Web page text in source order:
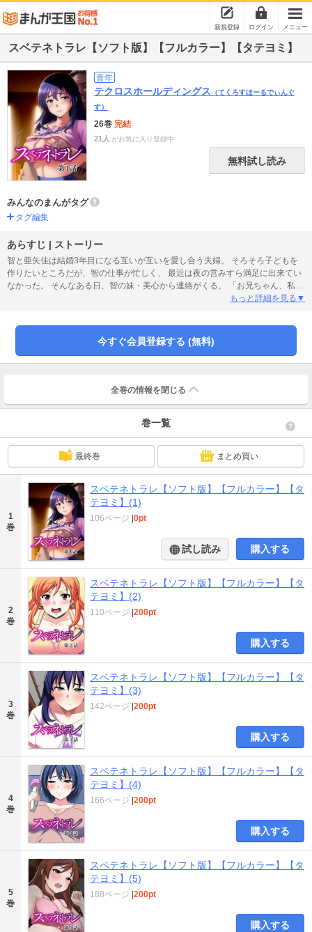
新規登録 ログイン メニュー
スベテネトラレ【ソフト版】【フルカラー】【タテヨミ】
青年
テクロスホールディングス （てくろすほーるでぃんぐ
す）
26巻 完結
21人 がお気に入り登録中
無料試し読み
みんなのまんがタグ
タグ編集
あらすじ | ストーリー
智と亜矢佳は結婚3年目になる互いが互いを愛し合う夫婦。 そろそろ子どもを
作りたいところだが、智の仕事が忙しく、 最近は夜の営みすら満足に出来てい
なかった。 そんなある日、智の妹・美心から連絡がくる。 「お兄ちゃん、私結
婚したい人がいるから会ってもらえる？」 幼い頃からブラコンだった妹からの
自宅に招いて歓迎する事に。 亜矢佳も手料理をふるまおうと張り切っている。
そして当日。 仕事で少し遅れた智が家に帰ると美心と彼氏は既に訪れていた。
そこに居たのは、智よりも一回り以上年上に見える汚らしい中年男性と、 人目
もはばからずその男といちゃ付いている美心であった。 とまどう智と亜矢佳に
は亜矢佳をいやらしく嘗め回すように見ながら自己紹介した。 これが… この
もっと詳細を見る▼
今すぐ会員登録する (無料)
全巻の情報を 閉じる
巻一覧
最終巻 まとめ買い
1
巻
スベテネトラレ【ソフト版】【フルカラー】【タ
テヨミ】(1)
106ページ |0pt
試し読み 購入する
2
巻
スベテネトラレ【ソフト版】【フルカラー】【タ
テヨミ】(2)
110ページ |200pt
購入する
3
巻
スベテネトラレ【ソフト版】【フルカラー】【タ
テヨミ】(3)
142ページ |200pt
購入する
4
巻
スベテネトラレ【ソフト版】【フルカラー】【タ
テヨミ】(4)
166ページ |200pt
購入する
5
巻
スベテネトラレ【ソフト版】【フルカラー】【タ
テヨミ】(5)
188ページ |200pt
購入する